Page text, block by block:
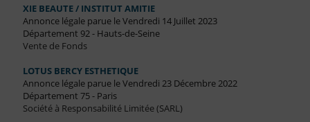
XIE BEAUTE / INSTITUT AMITIE
Annonce légale parue le Vendredi 14 Juillet 2023
Département 92 - Hauts-de-Seine
Vente de Fonds
LOTUS BERCY ESTHETIQUE
Annonce légale parue le Vendredi 23 Décembre 2022
Département 75 - Paris
Société à Responsabilité Limitée (SARL)